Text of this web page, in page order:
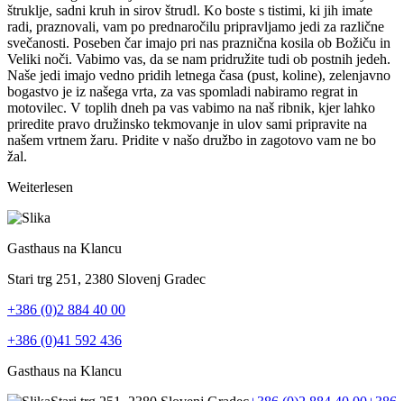
štruklje, sadni kruh in sirov štrudl. Ko boste s tistimi, ki jih imate
radi, praznovali, vam po prednaročilu pripravljamo jedi za različne
svečanosti. Poseben čar imajo pri nas praznična kosila ob Božiču in
Veliki noči. Vabimo vas, da se nam pridružite tudi ob postnih jedeh.
Naše jedi imajo vedno pridih letnega časa (pust, koline), zelenjavno
bogastvo je iz našega vrta, za vas spomladi nabiramo regrat in
motovilec. V toplih dneh pa vas vabimo na naš ribnik, kjer lahko
priredite pravo družinsko tekmovanje in ulov sami pripravite na
našem vrtnem žaru. Pridite v našo družbo in zagotovo vam ne bo
žal.
Weiterlesen
Gasthaus na Klancu
Stari trg 251, 2380 Slovenj Gradec
+386 (0)2 884 40 00
+386 (0)41 592 436
Gasthaus na Klancu